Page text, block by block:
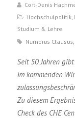
Cort-Denis
Hochschulpolitik
Studium & Lehre
Numerus Clausus
Seit 50 Jahren
Im kommenden
Zu diesem
Check des CHE